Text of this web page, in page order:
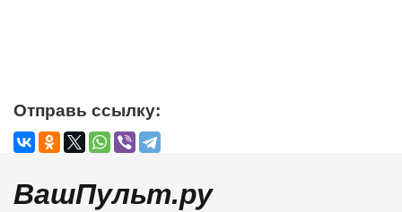
Отправь ссылку:
ВашПульт.ру